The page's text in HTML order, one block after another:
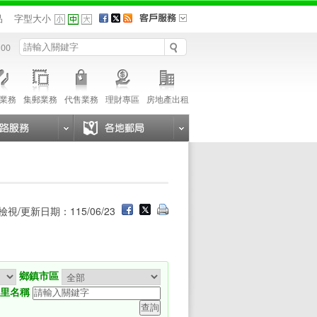
字型大小
務 集郵業務 代售業務 理財專區 房地產出租
視/更新日期：115/06/23
鄉鎮市區
名稱